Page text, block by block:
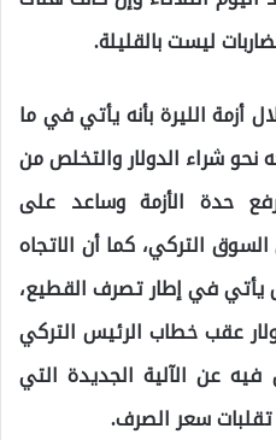
ليست بالقليلة.
الليرة بأنه يأتي في ما
شراء الدولار والتخلص من
رفع حدة الأزمة وساعد على
التركي، كما أن الاتجاه
يأتي في إطار تصرف القطيع،
عقب خطاب الرئيس التركي
عن الآلية الجديدة التي
سعر الصرف.